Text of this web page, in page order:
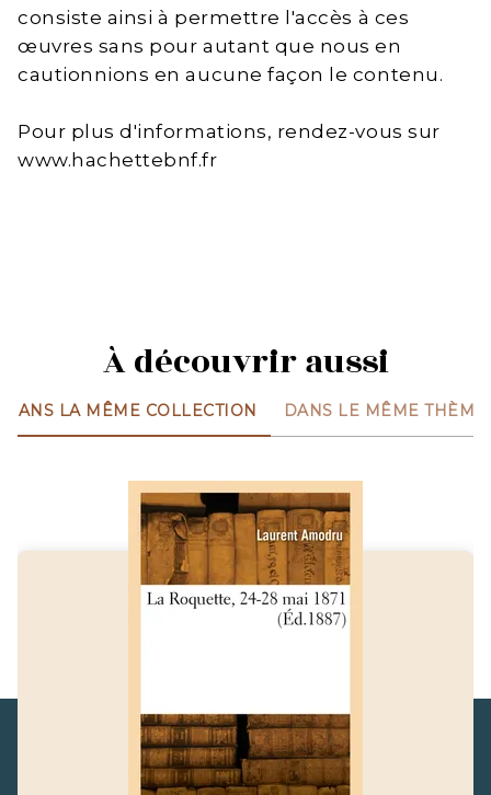
consiste ainsi à permettre l'accès à ces
œuvres sans pour autant que nous en
cautionnions en aucune façon le contenu.
Pour plus d'informations, rendez-vous sur
www.hachettebnf.fr
À découvrir aussi
DANS LA MÊME COLLECTION DANS LE MÊME THÈME